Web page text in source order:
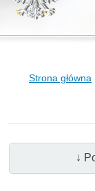
Strona główna
↓